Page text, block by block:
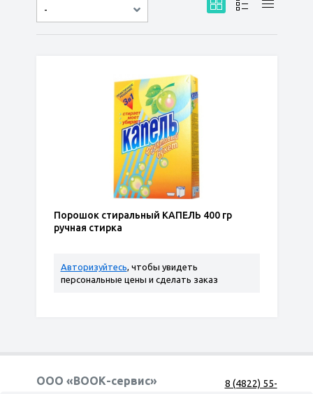
-
по дате
по популярности
сначала дешёвые
сначала дорогие
Порошок стиральный КАПЕЛЬ 400 гр
ручная стирка
Авторизуйтесь, чтобы увидеть
персональные цены и сделать заказ
ООО «ВООК-сервис»
8 (4822) 55-